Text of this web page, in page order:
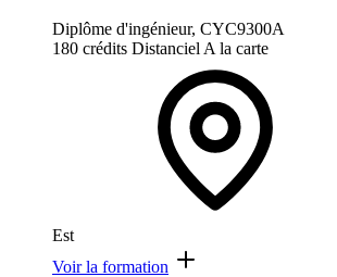
Diplôme d'ingénieur, CYC9300A
180 crédits Distanciel A la carte
Est
Voir la formation